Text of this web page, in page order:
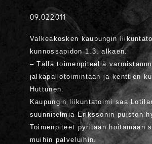
09.022011
Valkeakosken kaupungin
kunnossapidon 1.3. alkaen.
– Tällä toimenpiteellä
jalkapallotoimintaan ja kenttien
Huttunen.
Kaupungin liikuntatoimi saa
suunnitelmia Erikssonin puiston
Toimenpiteet pyritään
muihin palveluihin.